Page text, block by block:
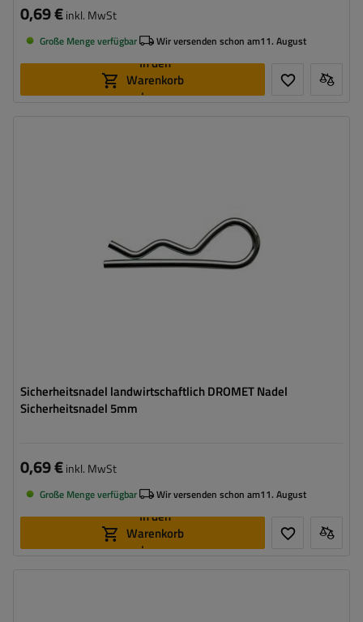
0,69 €inkl. MwSt
Große Menge verfügbar Wir versenden schon am11. August
In den
Warenkorb
legen
Sicherheitsnadel landwirtschaftlich DROMET Nadel
Sicherheitsnadel 5mm
0,69 €inkl. MwSt
Große Menge verfügbar Wir versenden schon am11. August
In den
Warenkorb
legen